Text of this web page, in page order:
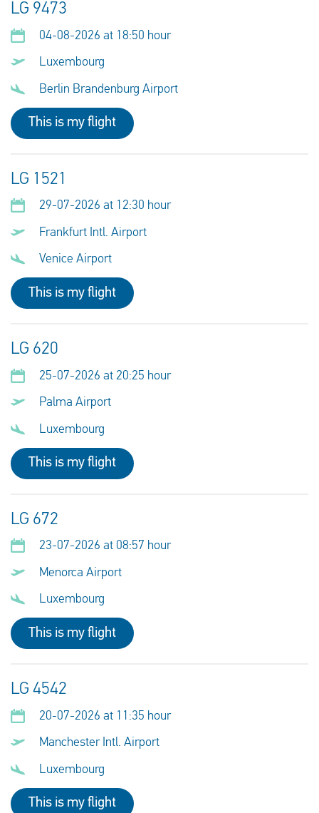
LG 9473
04-08-2026 at 18:50 hour
Luxembourg
Berlin Brandenburg Airport
This is my flight
LG 1521
29-07-2026 at 12:30 hour
Frankfurt Intl. Airport
Venice Airport
This is my flight
LG 620
25-07-2026 at 20:25 hour
Palma Airport
Luxembourg
This is my flight
LG 672
23-07-2026 at 08:57 hour
Menorca Airport
Luxembourg
This is my flight
LG 4542
20-07-2026 at 11:35 hour
Manchester Intl. Airport
Luxembourg
This is my flight